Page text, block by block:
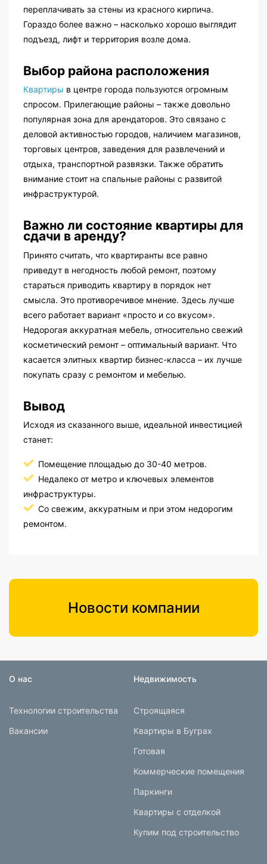
переплачивать за стены из красного кирпича.
Гораздо более важно – насколько хорошо выглядит
подъезд, лифт и территория возле дома.
Выбор района расположения
Квартиры в центре города пользуются огромным
спросом. Прилегающие районы – также довольно
популярная зона для арендаторов. Это связано с
деловой активностью городов, наличием магазинов,
торговых центров, заведения для развлечений и
отдыха, транспортной развязки. Также обратить
внимание стоит на спальные районы с развитой
инфраструктурой.
Важно ли состояние квартиры для
сдачи в аренду?
Принято считать, что квартиранты все равно
приведут в негодность любой ремонт, поэтому
стараться приводить квартиру в порядок нет
смысла. Это противоречивое мнение. Здесь лучше
всего работает вариант «просто и со вкусом».
Недорогая аккуратная мебель, относительно свежий
косметический ремонт – оптимальный вариант. Что
касается элитных квартир бизнес-класса – их лучше
покупать сразу с ремонтом и мебелью.
Вывод
Исходя из сказанного выше, идеальной инвестицией
станет:
Помещение площадью до 30-40 метров.
Недалеко от метро и ключевых элементов
инфраструктуры.
Со свежим, аккуратным и при этом недорогим
ремонтом.
Новости компании
О нас
Технологии строительства
Вакансии
Недвижимость
Строящаяся
Квартиры в Буграх
Готовая
Коммерческие помещения
Паркинги
Квартиры с отделкой
Купим под строительство